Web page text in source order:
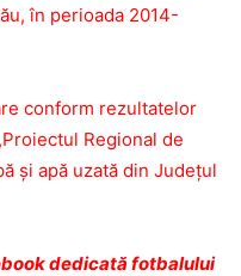
în perioada 2014-
conform rezultatelor
Regional de
și apă uzată din Județul
dedicată fotbalului